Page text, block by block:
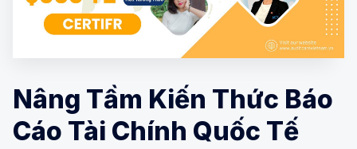
Nâng Tầm Kiến Thức Báo
Cáo Tài Chính Quốc Tế